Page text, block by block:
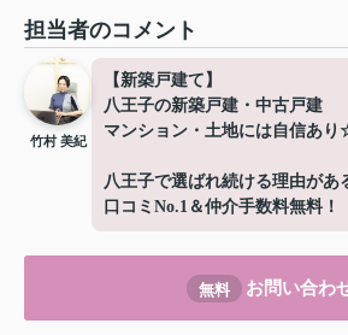
担当者のコメント
竹村 美紀
【新築戸建て】
八王子の新築戸建・中古戸建
マンション・土地には自信あ
八王子で選ばれ続ける理由があ
口コミNo.1＆仲介手数料無料！
無料 お問い合わ